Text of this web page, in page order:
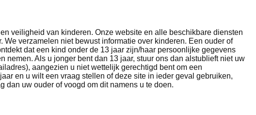
veiligheid van kinderen. Onze website en alle beschikbare diensten
verzamelen niet bewust informatie over kinderen. Een ouder of
dat een kind onder de 13 jaar zijn/haar persoonlijke gegevens
nemen. Als u jonger bent dan 13 jaar, stuur ons dan alstublieft niet uw
aangezien u niet wettelijk gerechtigd bent om een
en u wilt een vraag stellen of deze site in ieder geval gebruiken,
dan uw ouder of voogd om dit namens u te doen.